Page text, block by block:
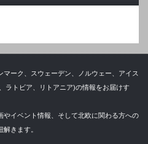
マーク、スウェーデン、ノルウェー、アイス
ラトビア、リトアニア)の情報をお届けす
イベント情報、そして北欧に関わる方への
きます。